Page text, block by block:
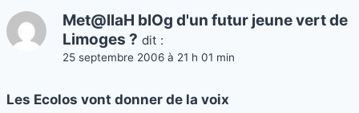
Met@llaH blOg d'un futur jeune vert de
Limoges ? dit :
25 septembre 2006 à 21 h 01 min
Les Ecolos vont donner de la voix